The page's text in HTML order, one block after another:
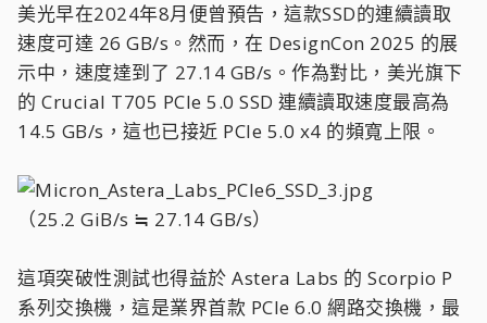
美光早在2024年8月便曾預告，這款SSD的連續讀取
速度可達 26 GB/s。然而，在 DesignCon 2025 的展
示中，速度達到了 27.14 GB/s。作為對比，美光旗下
的 Crucial T705 PCIe 5.0 SSD 連續讀取速度最高為
14.5 GB/s，這也已接近 PCIe 5.0 x4 的頻寬上限。
（25.2 GiB/s ≒ 27.14 GB/s）
這項突破性測試也得益於 Astera Labs 的 Scorpio P
系列交換機，這是業界首款 PCIe 6.0 網路交換機，最